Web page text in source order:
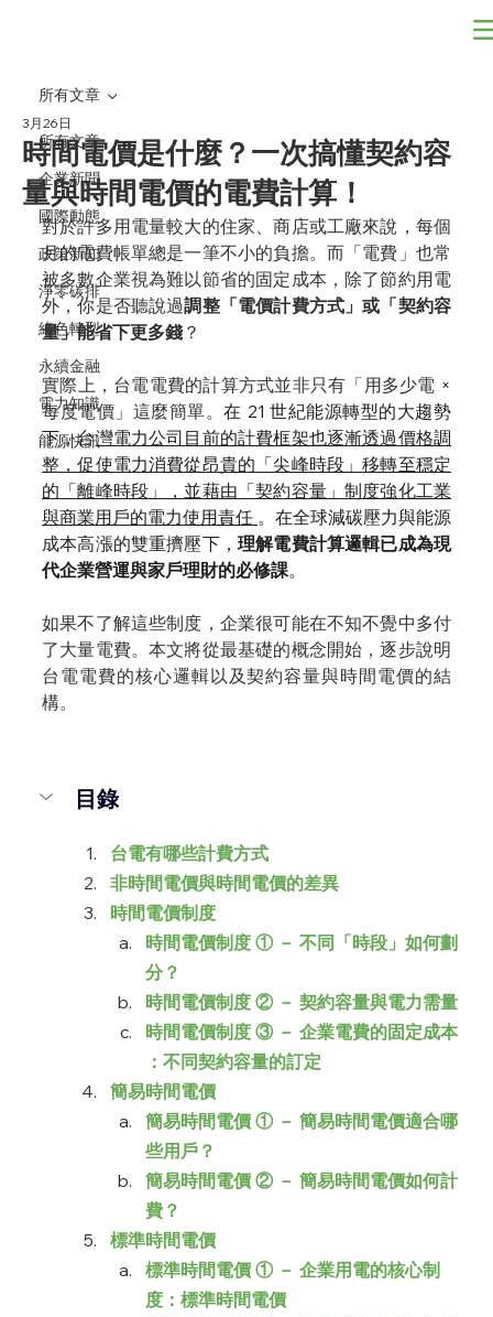
所有文章
企業新聞
國際動態
政策新知
淨零碳排
綠色轉型
永續金融
電力知識
能源快訊
所有文章
時間電價是什麼？一次搞懂契約容
量與時間電價的電費計算！
3月26日
對於許多用電量較大的住家、商店或工廠來說，每個
月的電費帳單總是一筆不小的負擔。而 「電費」也常
被多數企業視為難以節省的固定成本， 除了節約用電
外，你是否聽說過調整「電價計費方式」或「契約容
量」能省下更多錢 ？
實際上，台電電費的計算方式並非只有「用多少電 ×
每度電價」這麼簡單。在 21 世紀能源轉型的大趨勢
下，台灣電力公司目前的計費框架也逐漸透過價格調
整，促使電力消費從昂貴的「尖峰時段」移轉至穩定
的「離峰時段」，並藉由「契約容量」制度強化工業
與商業用戶的電力使用責任 。在全球減碳壓力與能源
成本高漲的雙重擠壓下， 理解電費計算邏輯已成為現
代企業營運與家戶理財的必修課。
如果不了解這些制度，企業很可能在不知不覺中多付
了大量電費。本文將從最基礎的概念開始，逐步說明
台電電費的核心邏輯以及契約容量與時間電價的結
構。
目錄
台電有哪些計費方式
非時間電價與時間電價的差異
時間電價制度
時間電價制度 ① － 不同「時段」如何劃
分？
時間電價制度 ② － 契約容量與電力需量
時間電價制度 ③ － 企業電費的固定成本
：不同契約容量的訂定
簡易時間電價
簡易時間電價 ① － 簡易時間電價適合哪
些用戶？
簡易時間電價 ② － 簡易時間電價如何計
費？
標準時間電價
標準時間電價 ① － 企業用電的核心制
度：標準時間電價